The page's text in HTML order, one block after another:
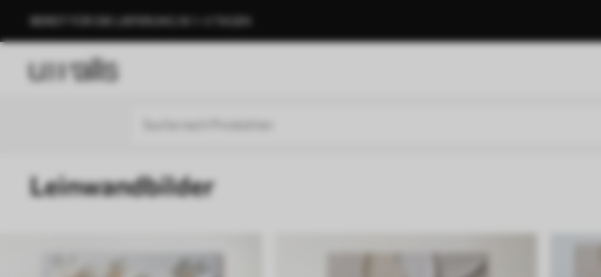
BEREIT FÜR DIE LIEFERUNG IN 1–3 TAGEN
Leinwandbilder